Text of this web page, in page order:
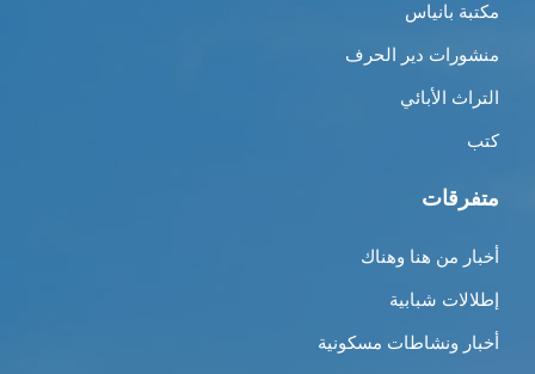
مكتبة بانياس
منشورات دير الحرف
التراث الأبائي
كتب
متفرقات
أخبار من هنا وهناك
إطلالات شبابية
أخبار ونشاطات مسكونية